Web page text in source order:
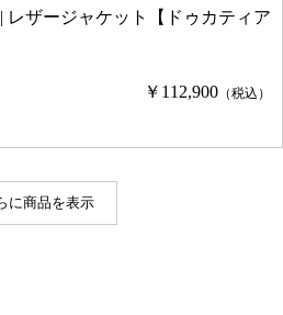
| レザージャケット【ドゥカティア
￥112,900 （税込）
に商品を表示